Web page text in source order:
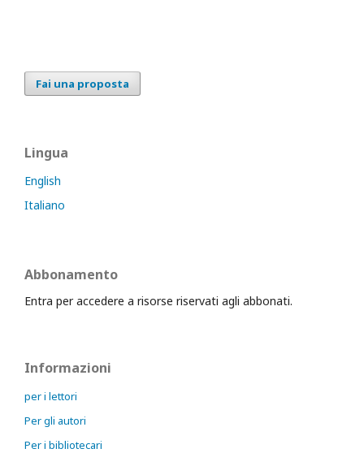
Fai una proposta
Lingua
English
Italiano
Abbonamento
Entra per accedere a risorse riservati agli abbonati.
Informazioni
per i lettori
Per gli autori
Per i bibliotecari